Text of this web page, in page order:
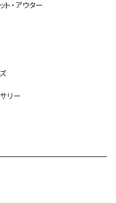
ト・アウター
リー